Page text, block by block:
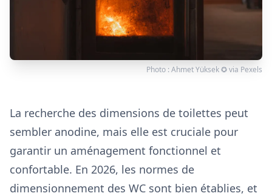
Photo :Ahmet Yüksek ✪via Pexels
La recherche des dimensions de toilettes peut
sembler anodine, mais elle est cruciale pour
garantir un aménagement fonctionnel et
confortable. En 2026, les normes de
dimensionnement des WC sont bien établies, et